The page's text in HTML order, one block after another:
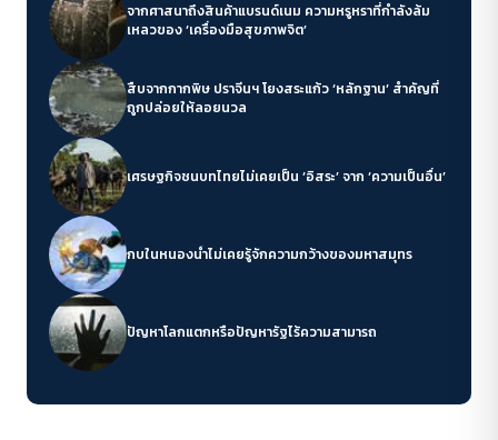
จากศาสนาถึงสินค้าแบรนด์เนม ความหรูหราที่กำลังล้ม
เหลวของ ‘เครื่องมือสุขภาพจิต’
สืบจากกากพิษ ปราจีนฯ โยงสระแก้ว ‘หลักฐาน’ สำคัญที่
ถูกปล่อยให้ลอยนวล
เศรษฐกิจชนบทไทยไม่เคยเป็น ‘อิสระ’ จาก ‘ความเป็นอื่น’
กบในหนองน้ำไม่เคยรู้จักความกว้างของมหาสมุทร
ปัญหาโลกแตกหรือปัญหารัฐไร้ความสามารถ